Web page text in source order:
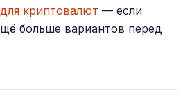
криптовалют — если
больше вариантов перед